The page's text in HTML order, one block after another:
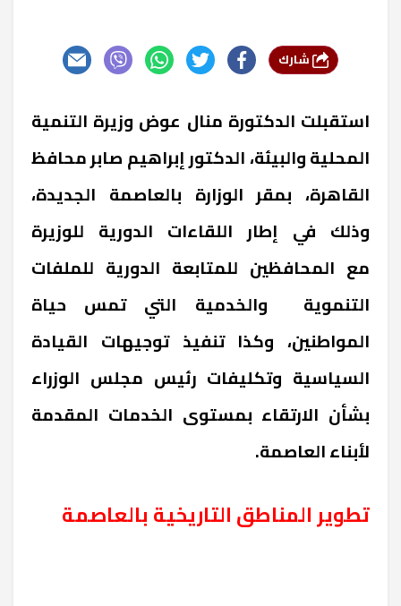
استقبلت الدكتورة منال عوض وزيرة التنمية
المحلية والبيئة، الدكتور إبراهيم صابر محافظ
القاهرة، بمقر الوزارة بالعاصمة الجديدة،
وذلك في إطار اللقاءات الدورية للوزيرة
مع المحافظين للمتابعة الدورية للملفات
التنموية والخدمية التي تمس حياة
المواطنين، وكذا تنفيذ توجيهات القيادة
السياسية وتكليفات رئيس مجلس الوزراء
بشأن الارتقاء بمستوى الخدمات المقدمة
لأبناء العاصمة.
تطوير المناطق التاريخية بالعاصمة